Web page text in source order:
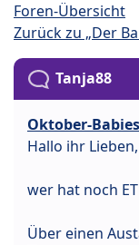
Foren-Übersicht
Zurück zu „Der
Tanja88
Oktober-
Hallo ihr Lieben,
wer hat noch
Über einen